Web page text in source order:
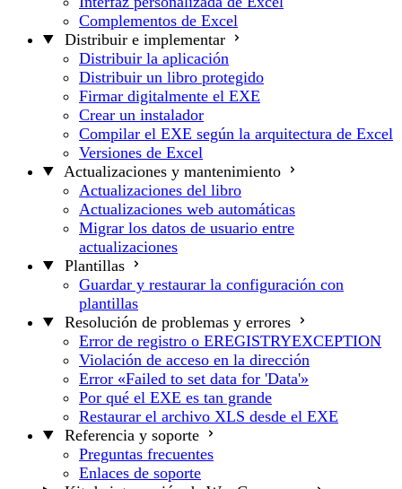
Complementos de Excel
Distribuir e implementar
Distribuir la aplicación
Distribuir un libro protegido
Firmar digitalmente el EXE
Crear un instalador
Compilar el EXE según la arquitectura de Excel
Versiones de Excel
Actualizaciones y mantenimiento
Actualizaciones del libro
Actualizaciones web automáticas
Migrar los datos de usuario entre
actualizaciones
Plantillas
Guardar y restaurar la configuración con
plantillas
Resolución de problemas y errores
Error de registro o EREGISTRYEXCEPTION
Violación de acceso en la dirección
Error «Failed to set data for 'Data'»
Por qué el EXE es tan grande
Restaurar el archivo XLS desde el EXE
Referencia y soporte
Preguntas frecuentes
Enlaces de soporte